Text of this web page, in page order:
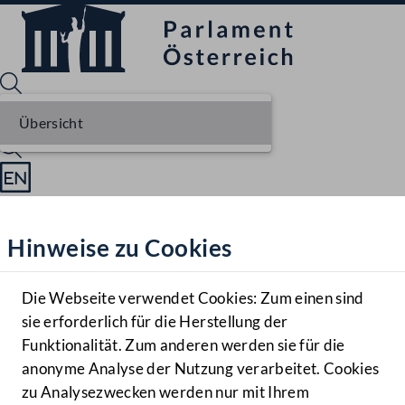
Hilfe
Benutzer
Navigationsmenü öffnen
MENÜ
Hinweise zu Cookies
Die Webseite verwendet Cookies: Zum einen sind
sie erforderlich für die Herstellung der
Funktionalität. Zum anderen werden sie für die
anonyme Analyse der Nutzung verarbeitet. Cookies
zu Analysezwecken werden nur mit Ihrem
Übersicht